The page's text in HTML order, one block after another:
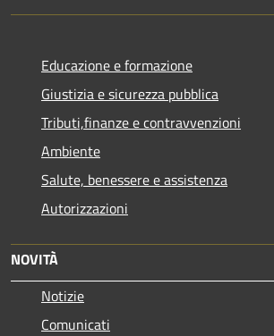
Educazione e formazione
Giustizia e sicurezza pubblica
Tributi,finanze e contravvenzioni
Ambiente
Salute, benessere e assistenza
Autorizzazioni
NOVITÀ
Notizie
Comunicati